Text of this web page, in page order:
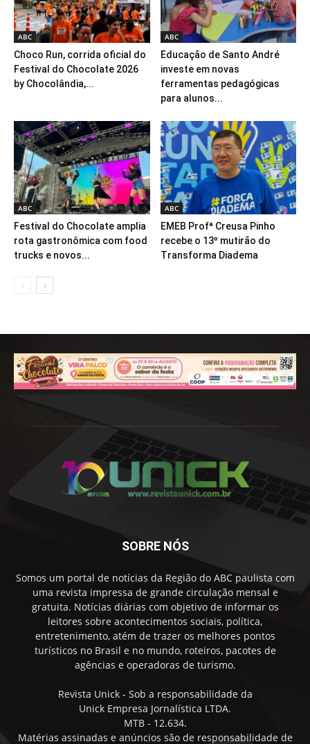
ABC
Choco Run, corrida oficial do
Festival do Chocolate 2026
by Chocolândia,...
ABC
Educação de Santo André
investe em novas
ferramentas pedagógicas
para alunos...
ABC
Festival do Chocolate amplia
rota gastronômica com food
trucks e novos...
ABC
EMEB Profª Creusa Pinho
recebe o 13º mutirão do
Transforma Diadema
SOBRE NÓS
Somos um portal de notícias da Região do ABC paulista com
uma revista impressa de grande circulação mensal e
gratuita. Notícias diárias com objetivo de informar os
leitores sobre acontecimentos sociais, política,
entretenimento, atém de trazer os melhores pontos
turísticos no Brasil e no mundo, roteiros, pacotes de
agências e operadoras de turismo.
Revista Unick - Sob a responsabilidade da
Unick Empresa Jornalística LTDA.
MTB - 12.634.
Matérias assinadas e anúncios são de responsabilidade de